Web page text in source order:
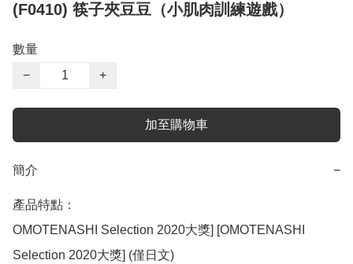
(F0410) 筷子夾豆豆（小肌肉訓練遊戲）
數量
−
+
加至購物車
簡介 −
產品特點：
OMOTENASHI Selection 2020大獎] [OMOTENASHI
Selection 2020大獎] (僅日文)